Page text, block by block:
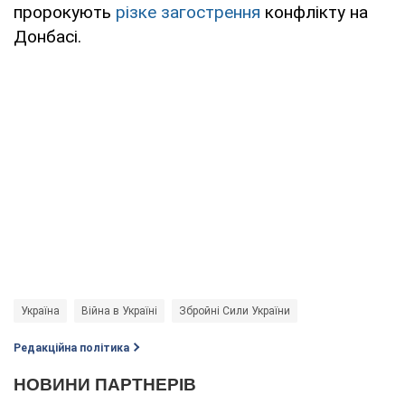
пророкують різке загострення конфлікту на
Донбасі.
Україна Війна в Україні Збройні Сили України
Редакційна політика